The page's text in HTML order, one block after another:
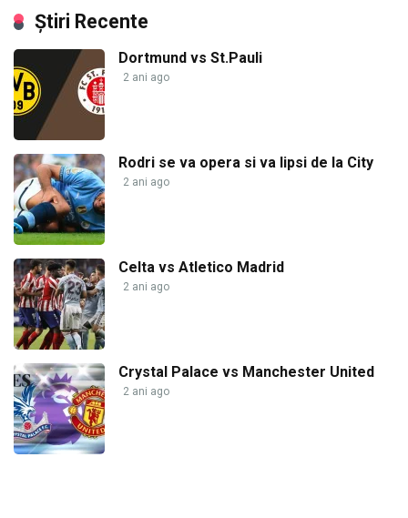
Știri Recente
Dortmund vs St.Pauli
2 ani ago
Rodri se va opera si va lipsi de la City
2 ani ago
Celta vs Atletico Madrid
2 ani ago
Crystal Palace vs Manchester United
2 ani ago